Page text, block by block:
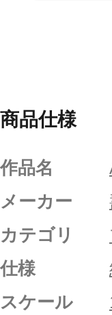
商品仕様
作品名
メーカー
カテゴリ
仕様
スケール